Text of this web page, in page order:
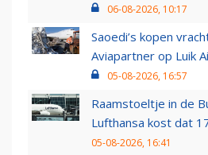
06-08-2026, 10:17
Saoedi’s kopen
Aviapartner op Luik
05-08-2026, 16:57
Raamstoeltje in de
Lufthansa kost dat
05-08-2026, 16:41